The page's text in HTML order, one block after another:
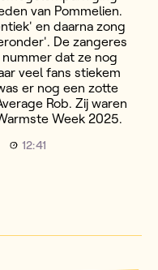
van Pommelien.
en daarna zong
De zangeres
dat ze nog
veel fans stiekem
er nog een zotte
Rob. Zij waren
Week 2025.
12:41